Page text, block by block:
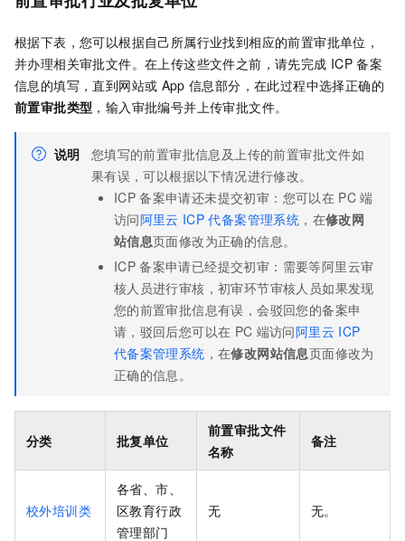
根据下表，您可以根据自己所属行业找到相应的前置审批单位，
并办理相关审批文件。在上传这些文件之前，请先完成 ICP 备案
信息的填写，直到网站或 App 信息部分，在此过程中选择正确的
前置审批类型 ，输入审批编号并上传审批文件。
说明
您填写的前置审批信息及上传的前置审批文件如
果有误，可以根据以下情况进行修改。
ICP 备案申请还未提交初审：您可以在 PC 端
访问阿里云 ICP 代备案管理系统 ，在修改网
站信息页面修改为正确的信息。
ICP 备案申请已经提交初审：需要等阿里云审
核人员进行审核，初审环节审核人员如果发现
您的前置审批信息有误，会驳回您的备案申
请，驳回后您可以在 PC 端访问阿里云 ICP
代备案管理系统 ，在修改网站信息页面修改为
正确的信息。
分类 批复单位
前置审批文件
名称
备注
校外培训类
各省、市、
区教育行政
管理部门
无 无。